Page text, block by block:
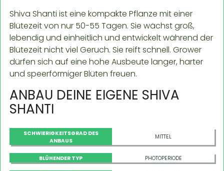
Shiva Shanti ist eine kompakte Pflanze mit einer
Blütezeit von nur 50-55 Tagen. Sie wächst groß,
lebendig und einheitlich und entwickelt während der
Blütezeit nicht viel Geruch. Sie reift schnell. Grower
dürfen sich auf eine hohe Ausbeute langer, harter
und speerförmiger Blüten freuen.
ANBAU DEINE EIGENE SHIVA
SHANTI
SCHWIERIGKEITSGRAD DES
ANBAUS
MITTEL
BLÜHENDER TYP PHOTOPERIODE